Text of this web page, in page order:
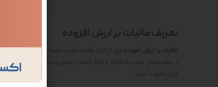
تعریف مالیات بر ارزش افزوده
مالیات بر ارزش افزوده ، یکی از انواع مالیات غیرمستقیم است و جزء
در تمام مراحل تولید یک کالا و یا ارائه خدمت، تعیین و محاسبه می‌شود.
ارزش افزوده است.